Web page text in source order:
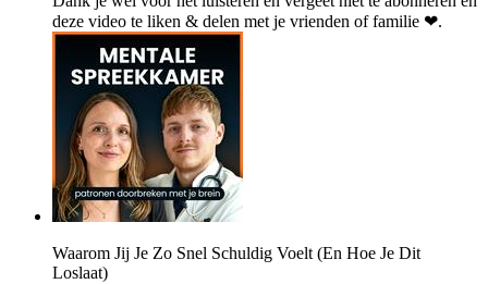
deze video te liken & delen met je vrienden of familie ❤.
Waarom Jij Je Zo Snel Schuldig Voelt (En Hoe Je Dit
Loslaat)